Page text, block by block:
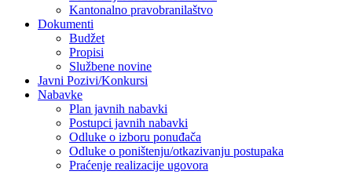
Kantonalno pravobranilaštvo
Dokumenti
Budžet
Propisi
Službene novine
Javni Pozivi/Konkursi
Nabavke
Plan javnih nabavki
Postupci javnih nabavki
Odluke o izboru ponuđača
Odluke o poništenju/otkazivanju postupaka
Praćenje realizacije ugovora